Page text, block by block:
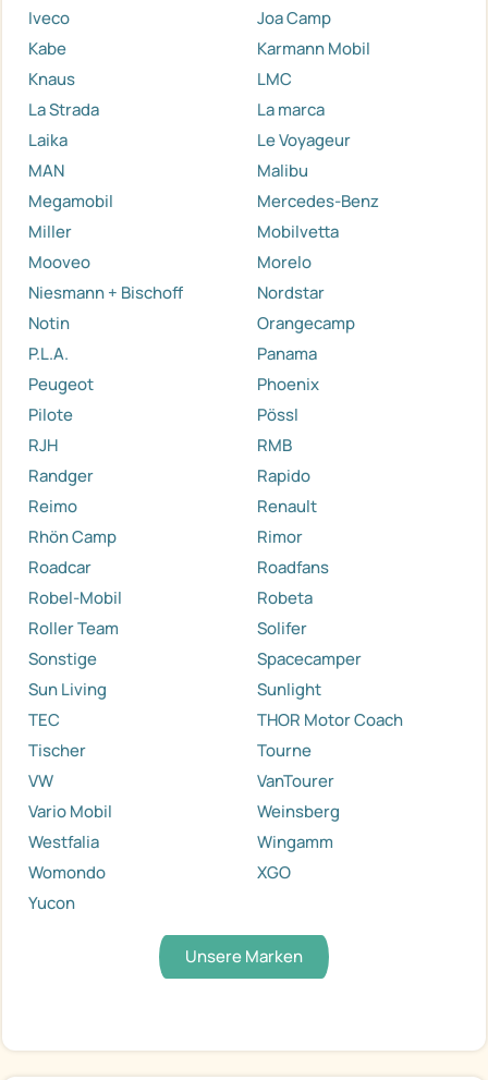
Iveco
Joa Camp
Kabe
Karmann Mobil
Knaus
LMC
La Strada
La marca
Laika
Le Voyageur
MAN
Malibu
Megamobil
Mercedes-Benz
Miller
Mobilvetta
Mooveo
Morelo
Niesmann + Bischoff
Nordstar
Notin
Orangecamp
P.L.A.
Panama
Peugeot
Phoenix
Pilote
Pössl
RJH
RMB
Randger
Rapido
Reimo
Renault
Rhön Camp
Rimor
Roadcar
Roadfans
Robel-Mobil
Robeta
Roller Team
Solifer
Sonstige
Spacecamper
Sun Living
Sunlight
TEC
THOR Motor Coach
Tischer
Tourne
VW
VanTourer
Vario Mobil
Weinsberg
Westfalia
Wingamm
Womondo
XGO
Yucon
Unsere Marken